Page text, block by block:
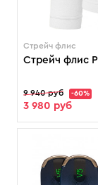
Cтрейч флис
Cтрейч флис
9 940 руб -60%
3 980 руб